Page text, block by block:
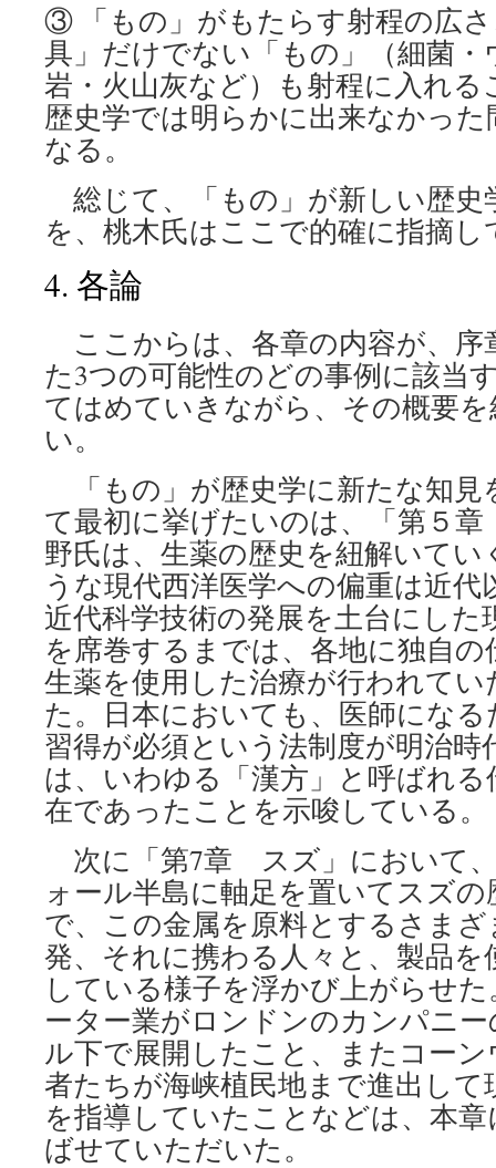
③ 「もの」がもたらす射程の広
具」だけでない「もの」（細菌
岩・火山灰など）も射程に入れ
歴史学では明らかに出来なかっ
なる。
総じて、「もの」が新しい歴史
を、桃木氏はここで的確に指摘し
4. 各論
ここからは、各章の内容が、序
た3つの可能性のどの事例に該当
てはめていきながら、その概要
い。
「もの」が歴史学に新たな知見
て最初に挙げたいのは、「第５
野氏は、生薬の歴史を紐解いて
うな現代西洋医学への偏重は近
近代科学技術の発展を土台にした
を席巻するまでは、各地に独自
生薬を使用した治療が行われて
た。日本においても、医師にな
習得が必須という法制度が明治時
は、いわゆる「漢方」と呼ばれ
在であったことを示唆している。
次に「第7章 スズ」において
ォール半島に軸足を置いてスズ
で、この金属を原料とするさま
発、それに携わる人々と、製品を
している様子を浮かび上がらせ
ーター業がロンドンのカンパニ
ル下で展開したこと、またコー
者たちが海峡植民地まで進出し
を指導していたことなどは、本
ばせていただいた。